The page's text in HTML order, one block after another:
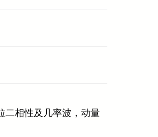
二相性及几率波，动量